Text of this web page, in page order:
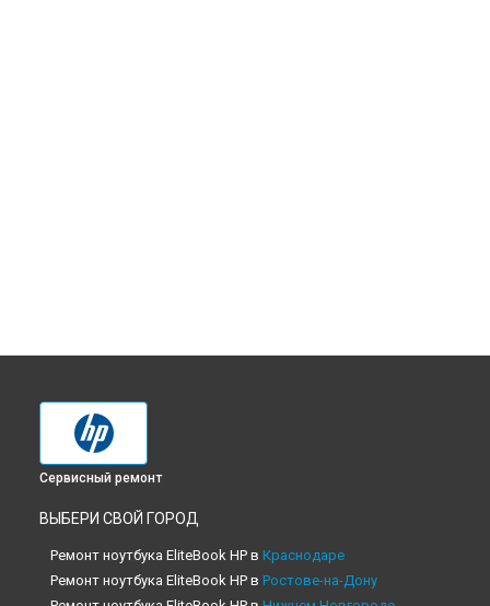
Сервисный ремонт
ВЫБЕРИ СВОЙ ГОРОД
Ремонт ноутбука EliteBook HP в Краснодаре
Ремонт ноутбука EliteBook HP в Ростове-на-Дону